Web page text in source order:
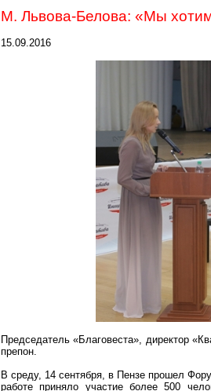
М. Львова-Белова: «Мы
15.09.2016
Председатель «Благовеста», директор
препон.
В среду, 14 сентября, в Пензе прошел
работе приняло участие более 500